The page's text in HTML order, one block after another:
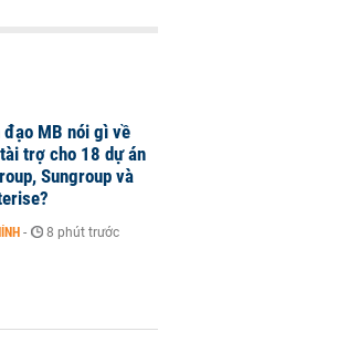
đạo MB nói gì về
trợ cho 18 dự án
Sungroup và
- 8 phút trước